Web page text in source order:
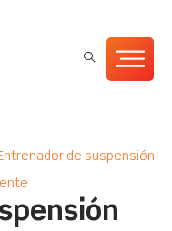
de suspensión